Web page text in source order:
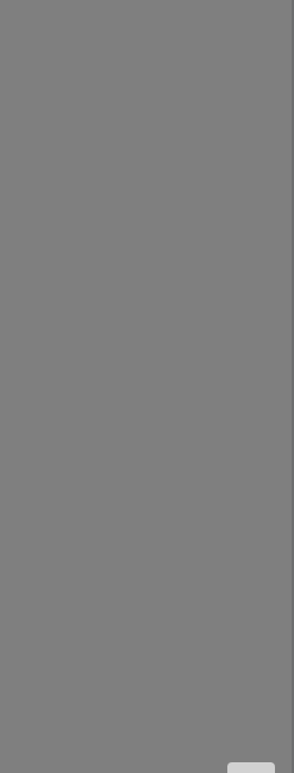
14:00 Вс. выходной
законом. © 2008-2026 ООО
конструкций и другого
каждый раз, когда оставляете
связи на сайте prom23.ru и его